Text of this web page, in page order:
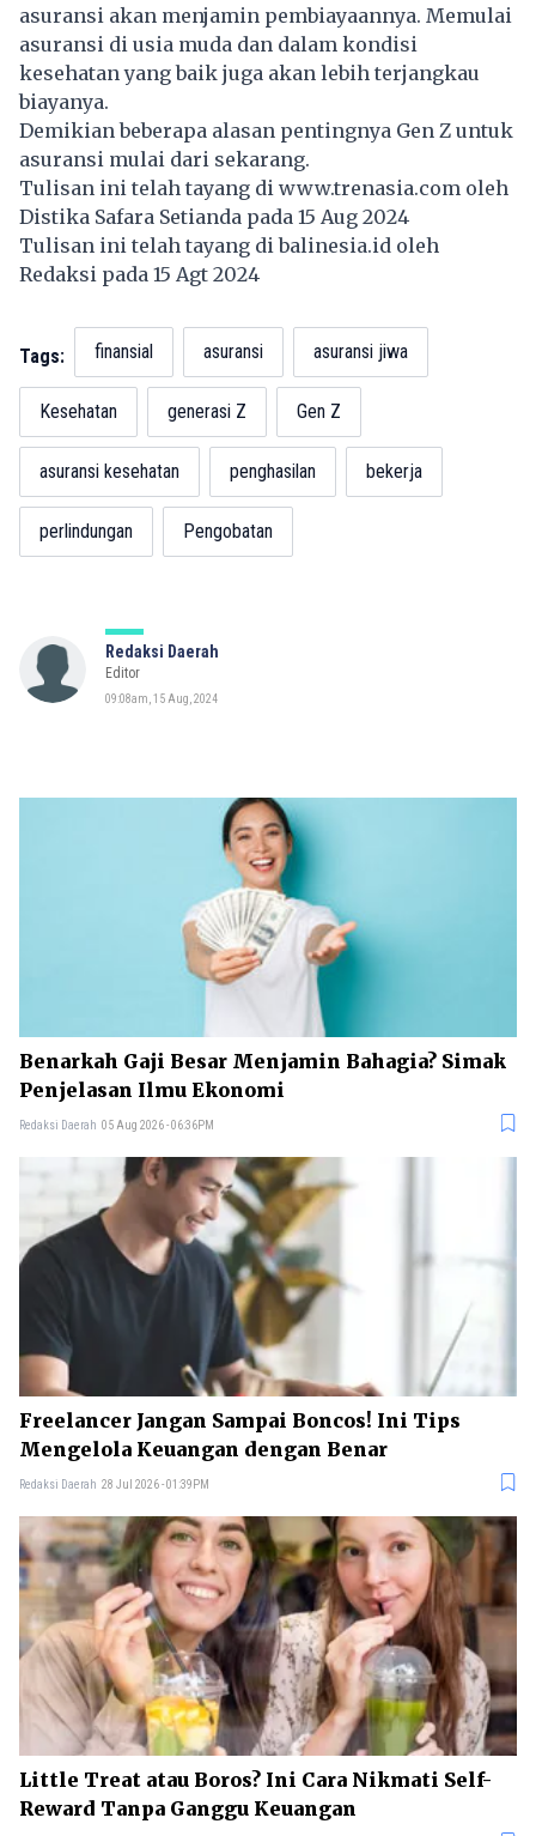
asuransi akan menjamin pembiayaannya. Memulai
asuransi di usia muda dan dalam kondisi
kesehatan yang baik juga akan lebih terjangkau
biayanya.
Demikian beberapa alasan pentingnya Gen Z untuk
asuransi mulai dari sekarang.
Tulisan ini telah tayang di www.trenasia.com oleh
Distika Safara Setianda pada 15 Aug 2024
Tulisan ini telah tayang dibalinesia.id oleh
Redaksi pada 15 Agt 2024
Tags: finansial asuransi asuransi jiwa
Kesehatan generasi Z Gen Z
asuransi kesehatan penghasilan bekerja
perlindungan Pengobatan
Redaksi Daerah
Editor
09:08am, 15 Aug, 2024
Benarkah Gaji Besar Menjamin Bahagia? Simak
Penjelasan Ilmu Ekonomi
Redaksi Daerah 05 Aug 2026 - 06:36PM
Freelancer Jangan Sampai Boncos! Ini Tips
Mengelola Keuangan dengan Benar
Redaksi Daerah 28 Jul 2026 - 01:39PM
Little Treat atau Boros? Ini Cara Nikmati Self-
Reward Tanpa Ganggu Keuangan